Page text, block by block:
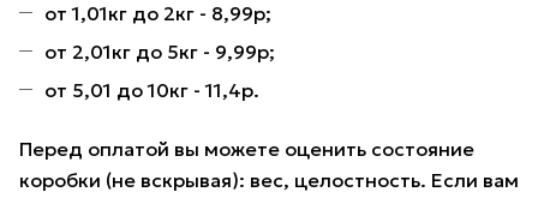
от 1,01кг до 2кг - 8,99р;
от 2,01кг до 5кг - 9,99р;
от 5,01 до 10кг - 11,4р.
Перед оплатой вы можете оценить состояние
коробки (не вскрывая): вес, целостность. Если вам